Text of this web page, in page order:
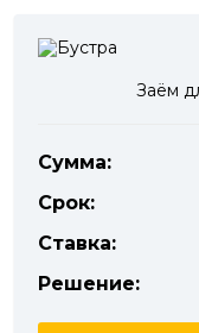
Заём
Сумма:
Срок:
Ставка:
Решение: